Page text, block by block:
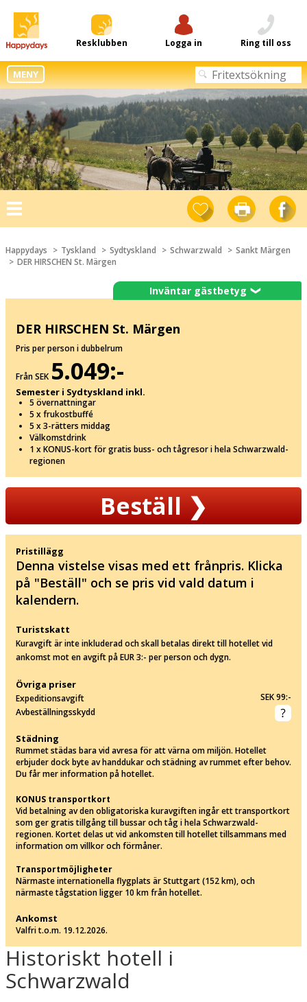
Resklubben Logga in Ring till oss
MENY
Toggle
navigation
Happydays Tyskland Sydtyskland Schwarzwald
Sankt Märgen
DER HIRSCHEN St. Märgen
Historiskt hotell i
Schwarzwald
Inväntar gästbetyg❯
DER HIRSCHEN St. Märgen
Pris per person i dubbelrum
Från SEK 5.049:-
Semester i Sydtyskland inkl.
5 övernattningar
5 x frukostbuffé
5 x 3-rätters middag
Välkomstdrink
1 x KONUS-kort för gratis buss- och tågresor i hela Schwarzwald-
regionen
Beställ❯
Pristillägg
Denna vistelse visas med ett frånpris. Klicka
på "Beställ" och se pris vid vald datum i
kalendern.
Turistskatt
Kuravgift är inte inkluderad och skall betalas direkt till hotellet vid
ankomst mot en avgift på EUR 3:- per person och dygn.
Övriga priser
Expeditionsavgift
SEK 99:-
Avbeställningsskydd
Städning
Rummet städas bara vid avresa för att värna om miljön. Hotellet
erbjuder dock byte av handdukar och städning av rummet efter behov.
Du får mer information på hotellet.
KONUS transportkort
Vid betalning av den obligatoriska kuravgiften ingår ett transportkort
som ger gratis tillgång till bussar och tåg i hela Schwarzwald-
regionen. Kortet delas ut vid ankomsten till hotellet tillsammans med
information om villkor och förmåner.
Transportmöjligheter
Närmaste internationella flygplats är Stuttgart (152 km), och
närmaste tågstation ligger 10 km från hotellet.
Ankomst
Valfri t.o.m. 19.12.2026.